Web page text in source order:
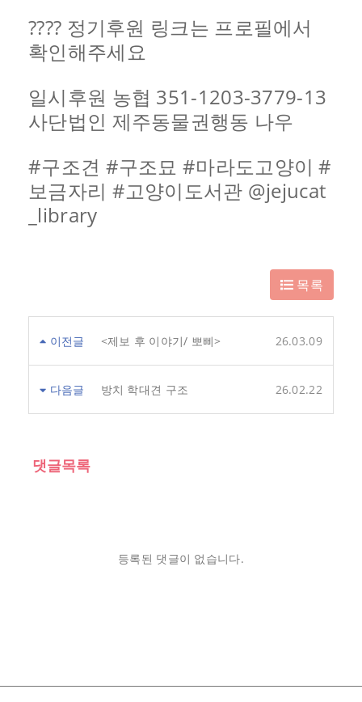
???? 정기후원 링크는 프로필에서
확인해주세요
일시후원 농협 351-1203-3779-13
사단법인 제주동물권행동 나우
#구조견 #구조묘 #마라도고양이 #
보금자리 #고양이도서관 @jejucat
_library
목록
이전글 <제보 후 이야기/ 뽀삐> 26.03.09
다음글 방치 학대견 구조 26.02.22
댓글목록
등록된 댓글이 없습니다.